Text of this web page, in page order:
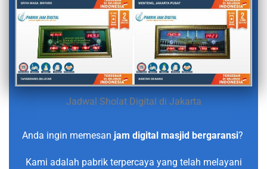
Jadwal Sholat Digital di Jakarta
Anda ingin memesan jam digital masjid bergaransi?
Kami adalah pabrik terpercaya yang telah melayani